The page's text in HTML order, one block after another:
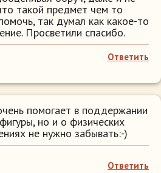
такой предмет чем то
так думал как какое-то
Просветили спасибо.
Ответить
помогает в поддержании
но и о физических
не нужно забывать:-)
Ответить